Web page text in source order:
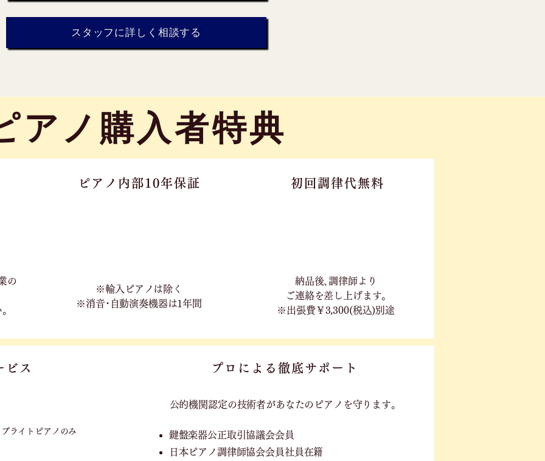
スタッフに詳しく相談する
アノ購入者特典
の
ピアノ内部10年保証
※輸入ピアノは除く
※消音･自動演奏機器は1年間
初回調律代無料
​納品後､調律師より
ご連絡を差し上げます｡
※出張費￥3,300(税込)別途
ビス
ライトピアノのみ
プロによる徹底サポート
公的機関認定の技術者があなたのピアノを守ります。
鍵盤楽器公正取引協議会会員
日本ピアノ調律師協会会員社員在籍